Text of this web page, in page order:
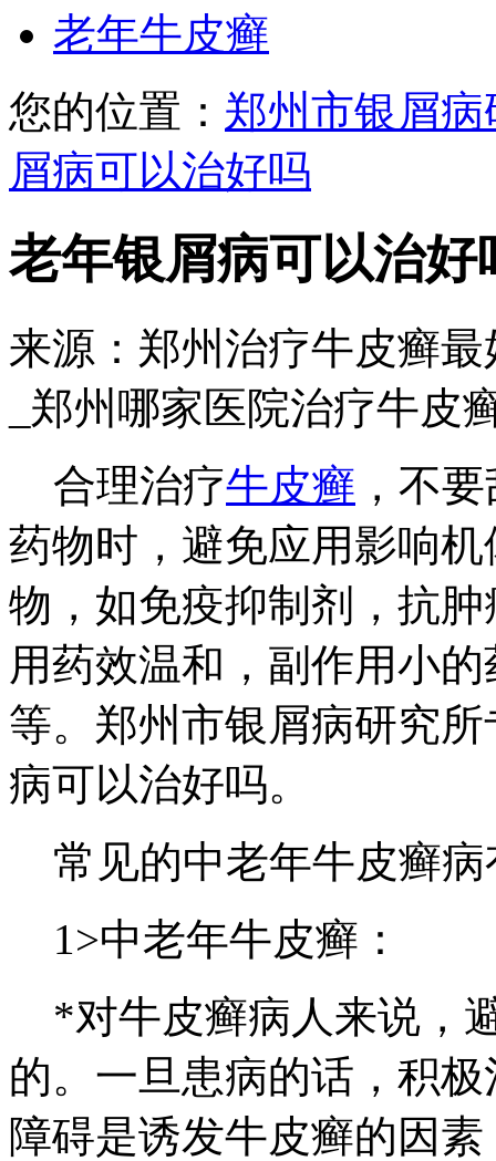
老年牛皮癣
您的位置： 郑州市银屑病
屑病可以治好吗
老年银屑病可以治好
来源：郑州治疗牛皮癣
_郑州哪家医院治疗牛皮
合理治疗牛皮癣 ，不
药物时，避免应用影响
物，如免疫抑制剂，抗
用药效温和，副作用小
等。郑州市银屑病研究
病可以治好吗。
常见的中老年牛皮癣病
1>中老年牛皮癣：
*对牛皮癣病人来说，
的。一旦患病的话，积
障碍是诱发牛皮癣的因